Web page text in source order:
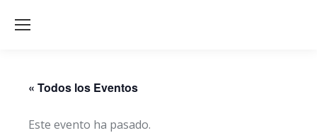
« Todos los Eventos
Este evento ha pasado.